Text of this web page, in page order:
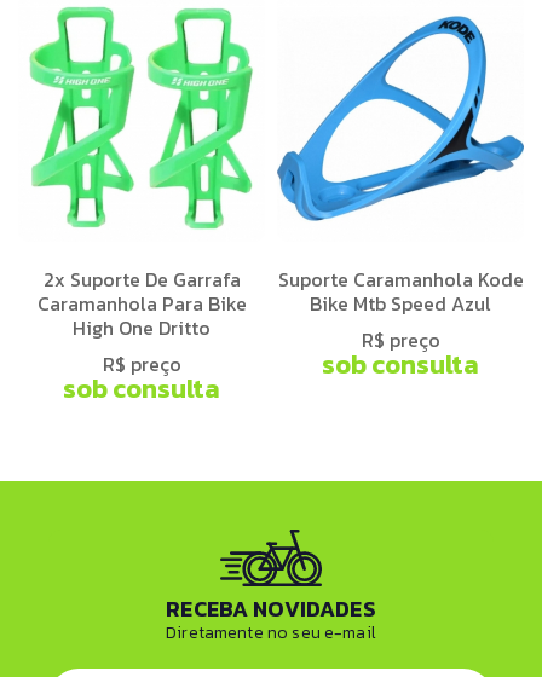
2x Suporte De Garrafa
Caramanhola Para Bike
High One Dritto
R$ preço
sob consulta
Suporte Caramanhola Kode
Bike Mtb Speed Azul
R$ preço
sob consulta
RECEBA NOVIDADES
Diretamente no seu e-mail